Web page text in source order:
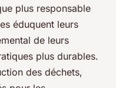
plus responsable
éduquent leurs
de leurs
plus durables.
des déchets,